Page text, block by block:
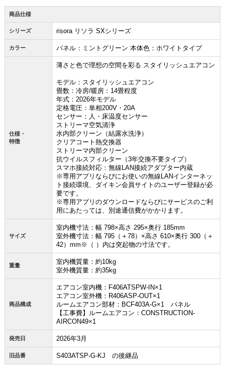
お買い物を続ける カートへ進む
商品仕様
シリーズ risora リソラ SXシリーズ
カラー パネル：ミントグリーン 本体色：ホワイトタイプ
仕様・
特徴
薄さと色で理想の空間を彩る スタイリッシュエアコン
モデル：スタイリッシュエアコン
畳数：冷房/暖房：14畳程度
年式：2026年モデル
定格電圧：単相200V・20A
センサー：人・床温度センサー
ストリーマ空気清浄
水内部クリーン（結露水洗浄）
クリアコート熱交換器
ストリーマ内部クリーン
抗ウイルスフィルター（3年交換不要タイプ）
スマホ接続対応：無線LAN接続アダプター内蔵
※専用アプリならびにお使いの無線LANインターネッ
ト接続環境、ダイキン会員サイトのユーザー登録が必
要です。
※専用アプリのダウンロードならびにサービスのご利
用にあたっては、別途通信費がかかります。
サイズ
室内機寸法：幅 798×高さ 295×奥行 185mm
室外機寸法：幅 795（＋78）×高さ 610×奥行 300（＋
42）mm※（ ）内は突起物の寸法です。
重量
室内機質量：約10kg
室外機質量：約35kg
商品構成
エアコン室内機：F406ATSPW-IN×1
エアコン室外機：R406ASP-OUT×1
ルームエアコン部材：BCF403A-G×1 パネル
【工事費】ルームエアコン：CONSTRUCTION-
AIRCON49×1
発売日 2026年3月
旧品番 S403ATSP-G-KJ の後継品